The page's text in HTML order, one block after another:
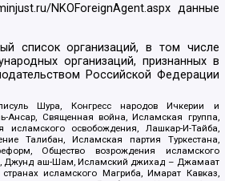
NKOForeignAgent.aspxданные
список организаций, в том числе
организаций, признанных в
Российской Федерации
Шура, Конгресс народов Ичкерии и
Ансар, Священная война, Исламская группа,
исламского освобождения, Лашкар-И-Тайба,
Талибан, Исламская партия Туркестана,
Общество возрождения исламского
Джунд аш-Шам, Исламский джихад – Джамаат
исламского Магриба, Имарат Кавказ,